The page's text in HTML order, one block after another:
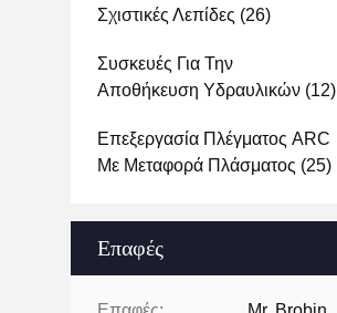
Σχιστικές Λεπίδες (26)
Συσκευές Για Την
Αποθήκευση Υδραυλικών (12)
Επεξεργασία Πλέγματος ARC
Με Μεταφορά Πλάσματος (25)
Επαφές